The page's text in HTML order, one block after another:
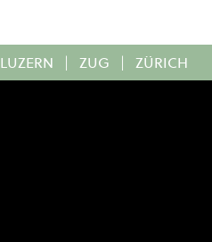
LUZERN | ZUG | ZÜRICH